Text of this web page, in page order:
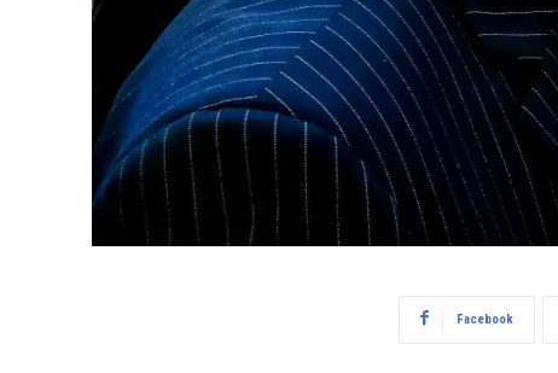
Facebook